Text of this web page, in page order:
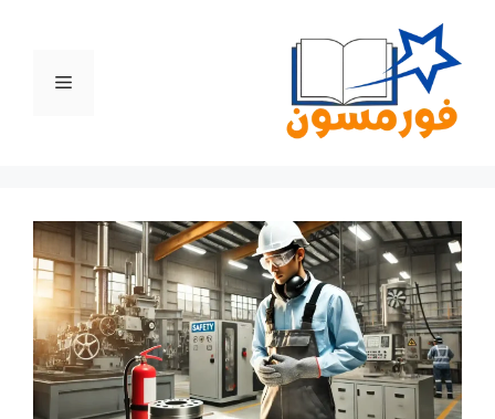
المحتوى
القائمة